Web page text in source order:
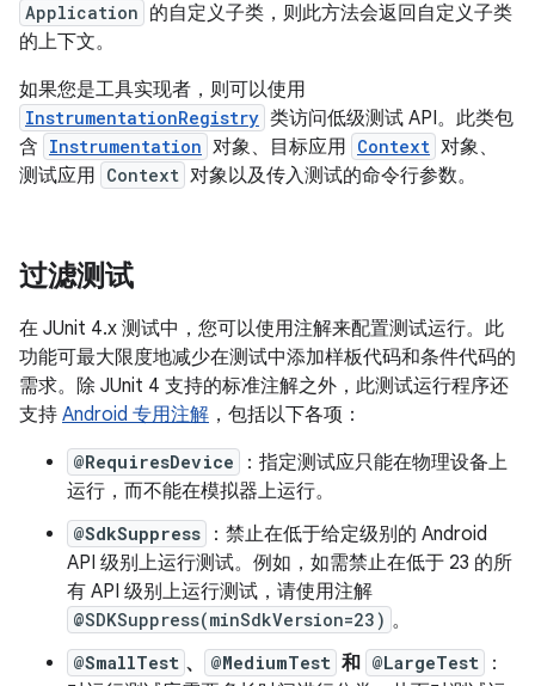
Application 的自定义子类，则此方法会返回自定义子类
的上下文。
如果您是工具实现者，则可以使用
InstrumentationRegistry 类访问低级测试 API。此类包
含 Instrumentation 对象、目标应用 Context 对象、
测试应用 Context 对象以及传入测试的命令行参数。
过滤测试
在 JUnit 4.x 测试中，您可以使用注解来配置测试运行。此
功能可最大限度地减少在测试中添加样板代码和条件代码的
需求。除 JUnit 4 支持的标准注解之外，此测试运行程序还
支持 Android 专用注解 ，包括以下各项：
@RequiresDevice
：指定测试应只能在物理设备上
运行，而不能在模拟器上运行。
@SdkSuppress
：禁止在低于给定级别的 Android
API 级别上运行测试。例如，如需禁止在低于 23 的所
有 API 级别上运行测试，请使用注解
@SDKSuppress(minSdkVersion=23) 。
@SmallTest 、 @MediumTest 和 @LargeTest
：